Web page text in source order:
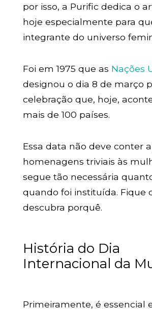
por isso, a Purific dedica o
hoje especialmente para
integrante do universo
Foi em 1975 que as Nações
designou o dia 8 de março
celebração que, hoje,
mais de 100 países.
Essa data não deve conter
homenagens triviais às
segue tão necessária
quando foi instituída. Fique
descubra porquê.
História do Dia
Internacional da
Primeiramente, é essencial